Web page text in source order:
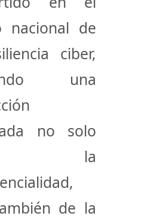
nacional de
ciber,
una
no solo
la
de la